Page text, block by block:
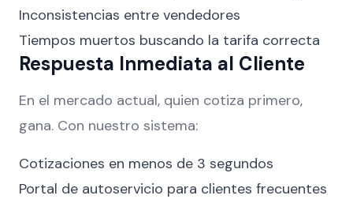
Inconsistencias entre vendedores
Tiempos muertos buscando la tarifa correcta
Respuesta Inmediata al Cliente
En el mercado actual, quien cotiza primero,
gana. Con nuestro sistema:
Cotizaciones en menos de 3 segundos
Portal de autoservicio para clientes frecuentes